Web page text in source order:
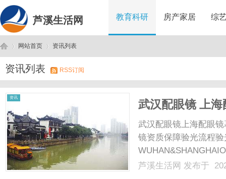
芦溪生活网 教育科研 房产家居 综
芦 ›
网站首页
›
资讯列表
资讯列表 RSS订阅
资讯
武汉配眼镜 上海
武汉配眼镜上海配眼
镜资质保障验光流程
配镜的写字楼眼镜店
芦溪生活网 发布于